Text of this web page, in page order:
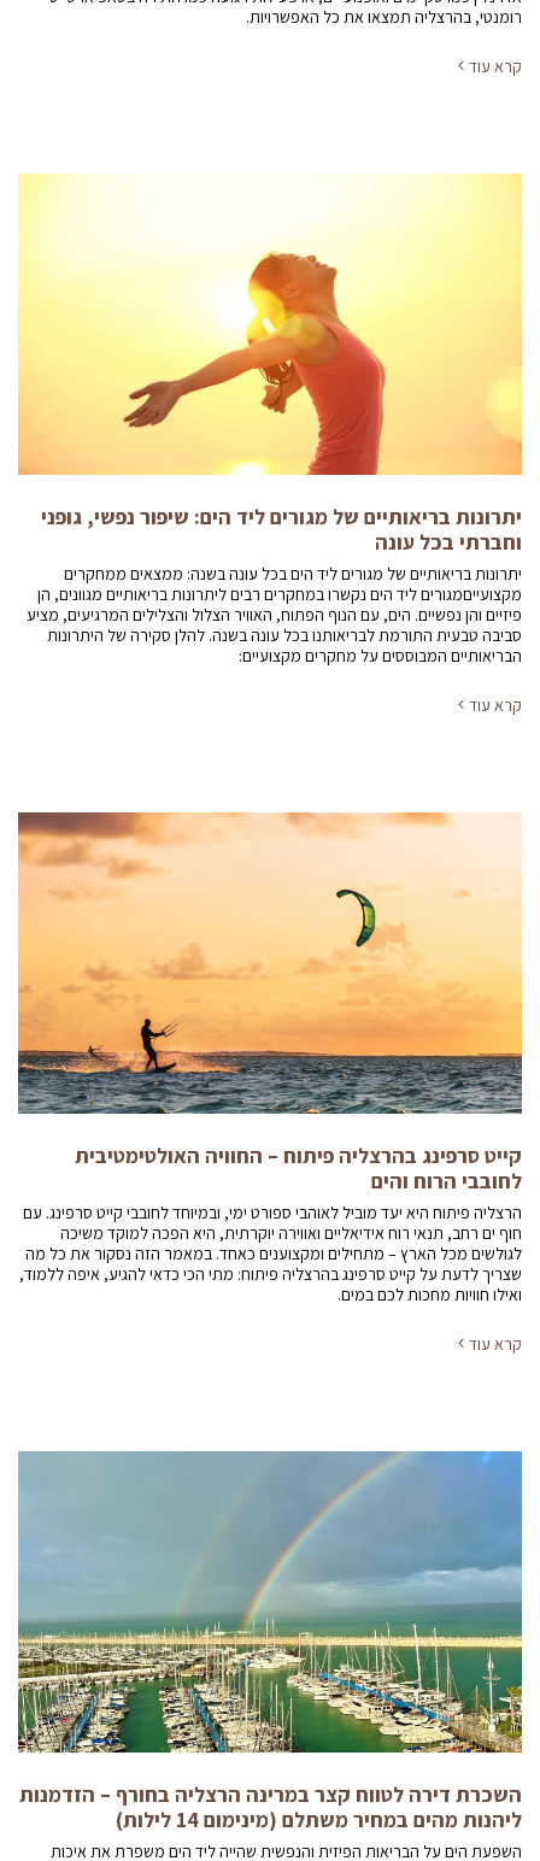
רומנטי, בהרצליה תמצאו את כל האפשרויות.
קרא עוד
יתרונות בריאותיים של מגורים ליד הים: שיפור נפשי, גופני
וחברתי בכל עונה
יתרונות בריאותיים של מגורים ליד הים בכל עונה בשנה: ממצאים ממחקרים
מקצועייםמגורים ליד הים נקשרו במחקרים רבים ליתרונות בריאותיים מגוונים, הן
פיזיים והן נפשיים. הים, עם הנוף הפתוח, האוויר הצלול והצלילים המרגיעים, מציע
סביבה טבעית התורמת לבריאותנו בכל עונה בשנה. להלן סקירה של היתרונות
הבריאותיים המבוססים על מחקרים מקצועיים:
קרא עוד
קייט סרפינג בהרצליה פיתוח – החוויה האולטימטיבית
לחובבי הרוח והים
הרצליה פיתוח היא יעד מוביל לאוהבי ספורט ימי, ובמיוחד לחובבי קייט סרפינג. עם
חוף ים רחב, תנאי רוח אידיאליים ואווירה יוקרתית, היא הפכה למוקד משיכה
לגולשים מכל הארץ – מתחילים ומקצוענים כאחד. במאמר הזה נסקור את כל מה
שצריך לדעת על קייט סרפינג בהרצליה פיתוח: מתי הכי כדאי להגיע, איפה ללמוד,
ואילו חוויות מחכות לכם במים.
קרא עוד
השכרת דירה לטווח קצר במרינה הרצליה בחורף – הזדמנות
ליהנות מהים במחיר משתלם (מינימום 14 לילות)
השפעת הים על הבריאות הפיזית והנפשית שהייה ליד הים משפרת את איכות